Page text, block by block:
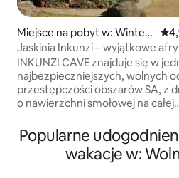
Miejsce na pobyt w: Wintert
on
Jaskinia Inkunzi – wyjątkowe
doświadczenie
INKUNZI CAVE znajduje się w
najbezpieczniejszych, wolnych
przestępczości obszarów SA, z
o nawierzchni smołowej na całej
zbudowana przez właściciela
z motywem Buszmena. 1
podwójnym łóżkiem.
Popularne
wakacje w: